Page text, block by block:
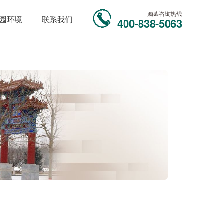
环境 联系我们
购墓咨询热线
400-838-5063